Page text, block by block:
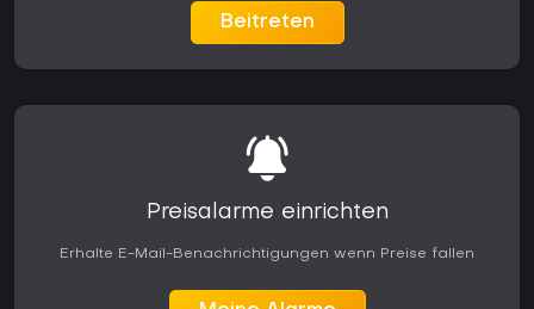
Beitreten
Preisalarme einrichten
Erhalte E-Mail-Benachrichtigungen wenn Preise fallen